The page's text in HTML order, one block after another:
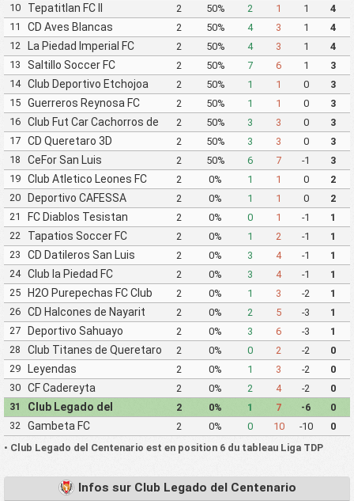
10
Tepatitlan FC II 2 50% 2 1 1
4
11
CD Aves Blancas 2 50% 4 3 1
4
12
La Piedad Imperial FC 2 50% 4 3 1
4
13
Saltillo Soccer FC 2 50% 7 6 1
3
14
Club Deportivo Etchojoa 2 50% 1 1 0
3
15
Guerreros Reynosa FC 2 50% 1 1 0
3
16
Club Fut Car Cachorros de
Leon
2 50% 3 3 0
3
17
CD Queretaro 3D 2 50% 3 3 0
3
18
CeFor San Luis 2 50% 6 7 -1
3
19
Club Atletico Leones FC 2 0% 1 1 0
2
20
Deportivo CAFESSA
Jalisco
2 0% 1 1 0
2
21
FC Diablos Tesistan 2 0% 0 1 -1
1
22
Tapatios Soccer FC 2 0% 1 2 -1
1
23
CD Datileros San Luis 2 0% 3 4 -1
1
24
Club la Piedad FC
Queretaro
2 0% 3 4 -1
1
25
H2O Purepechas FC Club
Atletico Morelia II
2 0% 1 3 -2
1
26
CD Halcones de Nayarit 2 0% 2 5 -3
1
27
Deportivo Sahuayo 2 0% 3 6 -3
1
28
Club Titanes de Queretaro 2 0% 0 2 -2
0
29
Leyendas 2 0% 1 3 -2
0
30
CF Cadereyta 2 0% 2 4 -2
0
31
Club Legado del
Centenario
2 0% 1 7 -6
0
32
Gambeta FC 2 0% 0 10 -10
0
• Club Legado del Centenario est en position 6 du tableau Liga TDP
Infos sur Club Legado del Centenario